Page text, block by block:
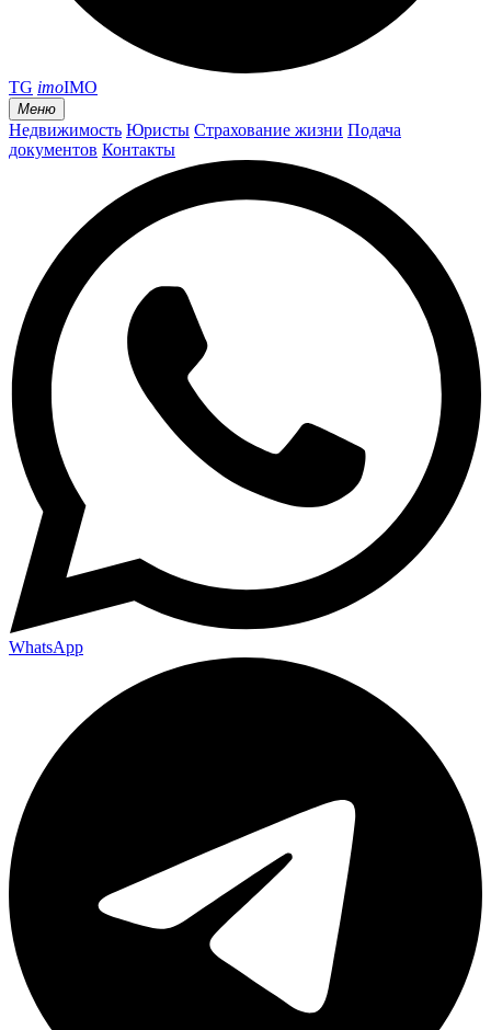
TG imoIMO
Меню
Недвижимость Юристы Страхование жизни Подача
документов Контакты
WhatsApp